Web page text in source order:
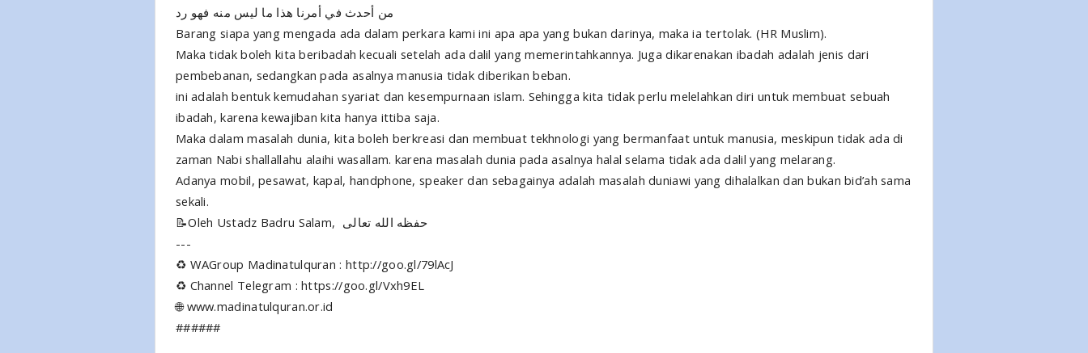
من أحدث في أمرنا هذا ما ليس منه فهو رد
Barang siapa yang mengada ada dalam perkara kami ini apa apa yang bukan darinya, maka ia tertolak. (HR Muslim).
Maka tidak boleh kita beribadah kecuali setelah ada dalil yang memerintahkannya. Juga dikarenakan ibadah adalah jenis dari
pembebanan, sedangkan pada asalnya manusia tidak diberikan beban.
ini adalah bentuk kemudahan syariat dan kesempurnaan islam. Sehingga kita tidak perlu melelahkan diri untuk membuat sebuah
ibadah, karena kewajiban kita hanya ittiba saja.
Maka dalam masalah dunia, kita boleh berkreasi dan membuat tekhnologi yang bermanfaat untuk manusia, meskipun tidak ada di
zaman Nabi shallallahu alaihi wasallam. karena masalah dunia pada asalnya halal selama tidak ada dalil yang melarang.
Adanya mobil, pesawat, kapal, handphone, speaker dan sebagainya adalah masalah duniawi yang dihalalkan dan bukan bid’ah sama
sekali.
📝Oleh Ustadz Badru Salam, حفظه الله تعالى
---
♻ WAGroup Madinatulquran : http://goo.gl/79lAcJ
♻ Channel Telegram : https://goo.gl/Vxh9EL
🌐 www.madinatulquran.or.id
######